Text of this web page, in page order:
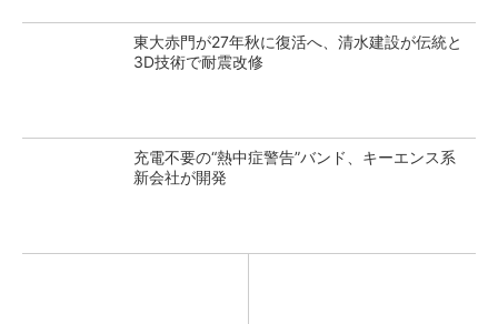
東大赤門が27年秋に復活へ、清水建設が伝統と
3D技術で耐震改修
充電不要の“熱中症警告”バンド、キーエンス系
新会社が開発